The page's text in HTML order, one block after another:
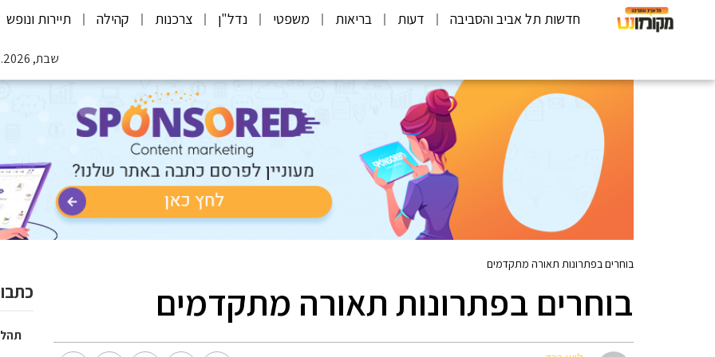
חדשות תל אביב והסביבה דעות בריאות משפטי נדל"ן צרכנות קהילה תיירות ונופש
שבת, 08.08.2026
בוחרים בפתרונות תאורה מתקדמים
בוחרים בפתרונות תאורה מתקדמים